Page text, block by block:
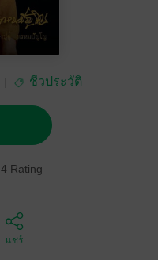
ชีวประวัติ
4 Rating
แชร์